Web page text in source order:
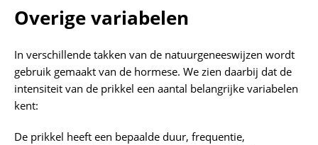
Overige variabelen
In verschillende takken van de natuurgeneeswijzen wordt
gebruik gemaakt van de hormese. We zien daarbij dat de
intensiteit van de prikkel een aantal belangrijke variabelen
kent:
De prikkel heeft een bepaalde duur, frequentie,